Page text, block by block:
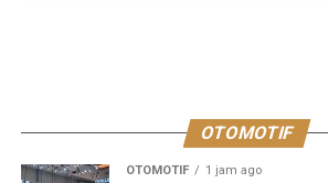
OTOMOTIF
OTOMOTIF 1 jam ago